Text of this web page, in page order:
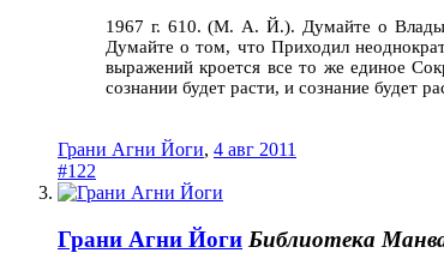
1967 г. 610. (М. А. Й.). Думайте о
Думайте о том, что Приходил
выражений кроется все то же единое
сознании будет расти, и сознание будет
Грани Агни Йоги, 4 авг 2011
#122
Грани Агни Йоги Библиотека